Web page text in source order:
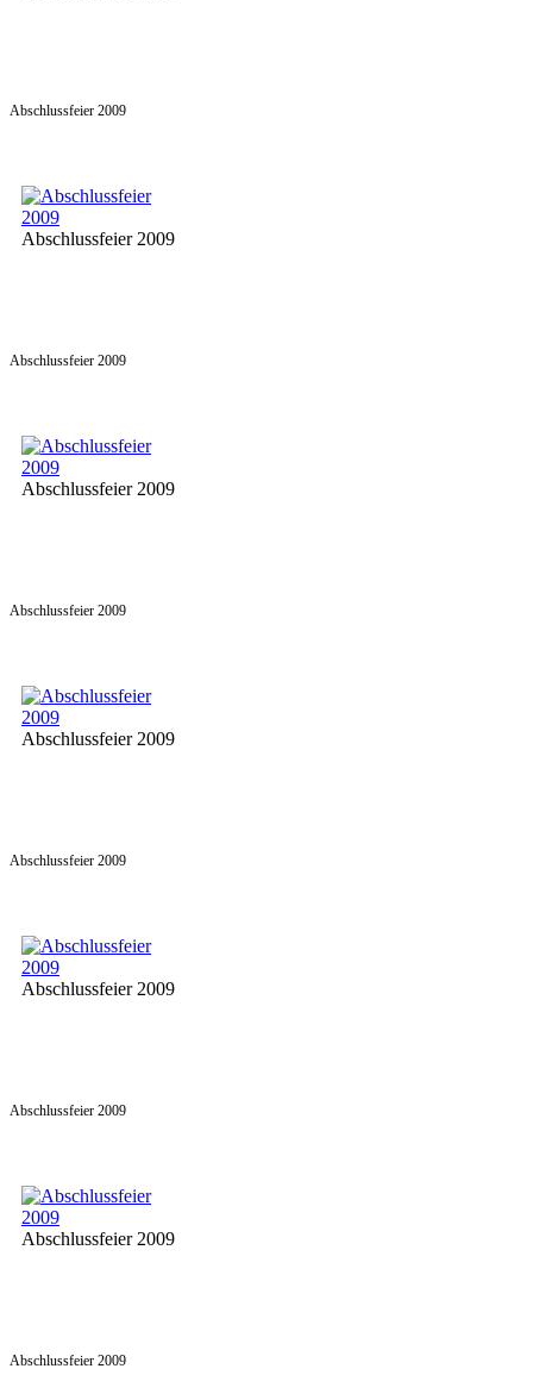
Abschlussfeier 2009
Abschlussfeier 2009
Abschlussfeier 2009
Abschlussfeier 2009
Abschlussfeier 2009
Abschlussfeier 2009
Abschlussfeier 2009
Abschlussfeier 2009
Abschlussfeier 2009
Abschlussfeier 2009
Abschlussfeier 2009